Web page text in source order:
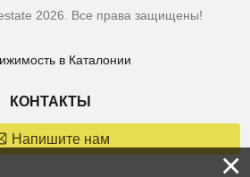
2026. Все права защищены!
в Каталонии
КОНТАКТЫ
Напишите нам
×